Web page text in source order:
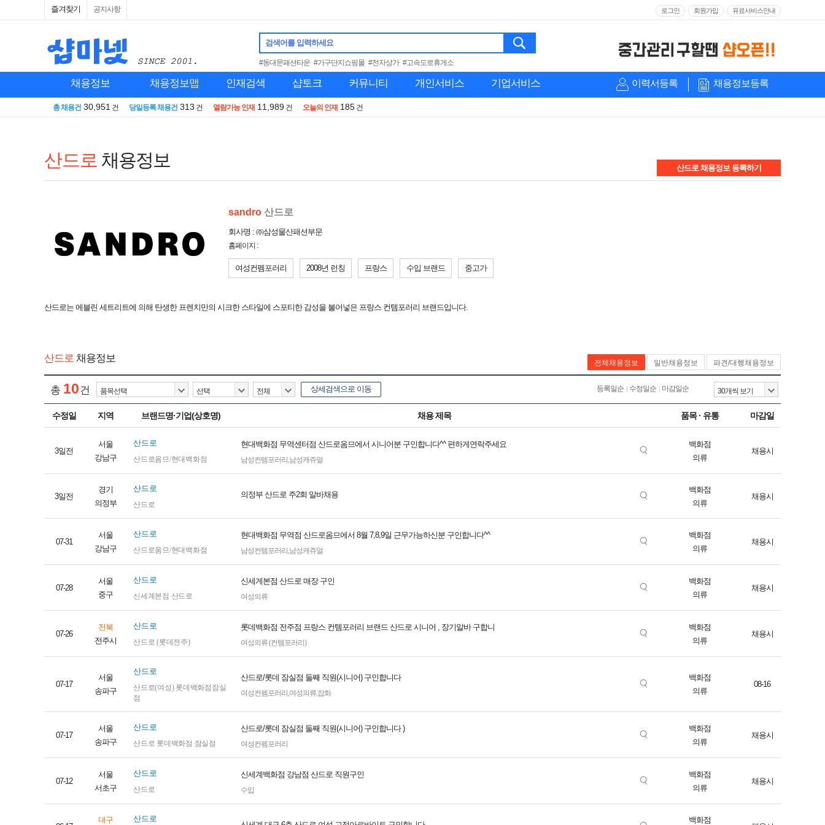
즐겨찾기 공지사항 로그인 회원가입 유료서비스안내
검색어를 입력하세요
#동대문패션타운 #가구단지쇼핑몰 #전자상가 #고속도로휴게소
채용정보 채용정보맵 인재검색 샵토크 커뮤니티 개인서비스 기업서비스 이력서등록 채용정보등록
총 채용건 30,951 건 당일등록 채용건 313 건 열람가능 인재 11,989 건 오늘의 인재 185 건
산드로 채용정보
sandro 산드로
회사명 : ㈜삼성물산패션부문
홈페이지 :
여성컨펨포러리 2008년 런칭 프랑스 수입 브랜드 중고가
산드로는 에블린 세트리트에 의해 탄생한 프렌치만의 시크한 스타일에 스포티한 감성을 불어넣은 프랑스 컨템포러리 브랜드입니다.
산드로 채용정보 등록하기
산드로 채용정보 전체채용정보 일반채용정보 파견/대행채용정보
총 10건 상세검색으로 이동 등록일순 수정일순 마감일순
수정일 지역 브랜드명·기업(상호명) 채용 제목 품목 · 유통 마감일
3일전
서울
강남구
산드로
산드로옴므/현대백화점
현대백화점 무역센터점 산드로옴므에서 시니어분 구인합니다^^ 편하게연락주세요
남성컨템포러리 ,남성캐쥬얼
백화점
의류
채용시
3일전
경기
의정부
산드로
산드로
의정부 산드로 주2회 알바채용
백화점
의류
채용시
07-31
서울
강남구
산드로
산드로옴므/현대백화점
현대백화점 무역점 산드로옴므에서 8월 7,8,9일 근무가능하신분 구인합니다^^
남성컨템포러리 ,남성캐쥬얼
백화점
의류
채용시
07-28
서울
중구
산드로
신세계본점 산드로
신세게본점 산드로 매장 구인
여성의류
백화점
의류
채용시
07-26
전북
전주시
산드로
산드로 (롯데전주)
롯데백화점 전주점 프랑스 컨템포러리 브랜드 산드로 시니어 , 장기알바 구합니
여성의류 (컨템포러리)
백화점
의류
채용시
07-17
서울
송파구
산드로
산드로(여성) 롯데백화점잠실
점
산드로/롯데 잠실점 둘째 직원(시니어) 구인합니다
여성컨펨포러리 ,여성의류,잡화
백화점
의류
08-16
07-17
서울
송파구
산드로
산드로 롯데백화점 잠실점
산드로/롯데 잠실점 둘째 직원(시니어) 구인합니다 )
여성컨펨포러리
백화점
의류
채용시
07-12
서울
서초구
산드로
산드로
신세계백화점 강남점 산드로 직원구인
수입
백화점
의류
채용시
대구
산드로
백화점